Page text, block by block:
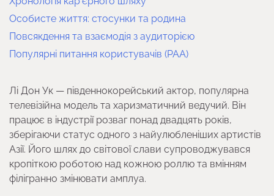
Особисте життя: стосунки та родина
Повсякдення та взаємодія з аудиторією
Популярні питання користувачів (PAA)
Лі Дон Ук — південнокорейський актор, популярна
телевізійна модель та харизматичний ведучий. Він
працює в індустрії розваг понад двадцять років,
зберігаючи статус одного з найулюбленіших артистів
Азії. Його шлях до світової слави супроводжувався
кропіткою роботою над кожною роллю та вмінням
філігранно змінювати амплуа.